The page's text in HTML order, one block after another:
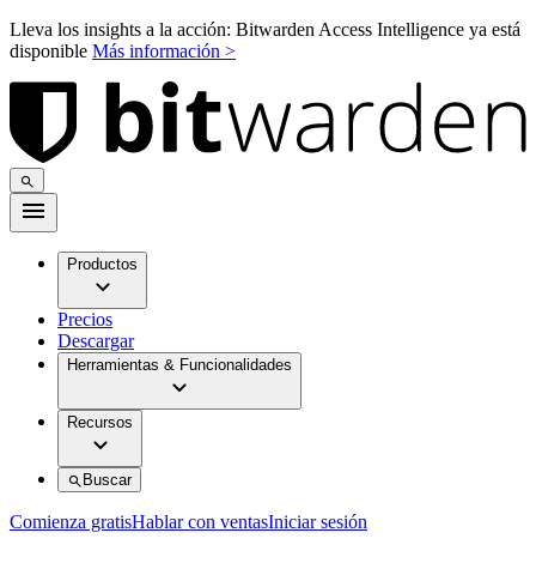
Lleva los insights a la acción: Bitwarden Access Intelligence ya está
disponible Más información >
Productos
Precios
Descargar
Herramientas & Funcionalidades
Recursos
Buscar
Comienza gratisHablar con ventasIniciar sesión